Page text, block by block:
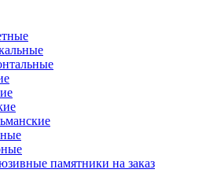
памятники на заказ